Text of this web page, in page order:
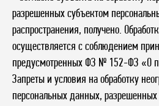
разрешенных субъектом
распространения, получено.
осуществляется с соблюдением
предусмотренных ФЗ № 152-ФЗ «О
Запреты и условия на обработку
персональных данных,